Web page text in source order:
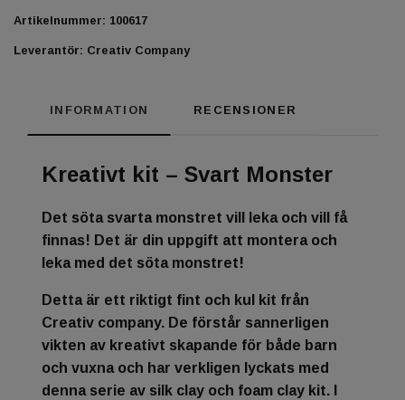
Artikelnummer: 100617
Leverantör: Creativ Company
INFORMATION RECENSIONER
Kreativt kit – Svart Monster
Det söta svarta monstret vill leka och vill få
finnas! Det är din uppgift att montera och
leka med det söta monstret!
Detta är ett riktigt fint och kul kit från
Creativ company. De förstår sannerligen
vikten av kreativt skapande för både barn
och vuxna och har verkligen lyckats med
denna serie av silk clay och foam clay kit. I